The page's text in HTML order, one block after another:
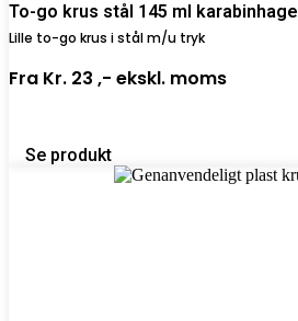
To-go krus stål 145 ml karabinhage
Lille to-go krus i stål m/u tryk
Fra Kr. 23 ,- ekskl. moms
Se produkt